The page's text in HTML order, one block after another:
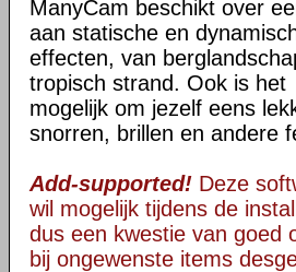
ManyCam beschikt over
aan statische en
effecten, van
tropisch strand. Ook is het
mogelijk om jezelf eens
snorren, brillen en andere
Add-supported! Deze
wil mogelijk tijdens de
dus een kwestie van goed
bij ongewenste items